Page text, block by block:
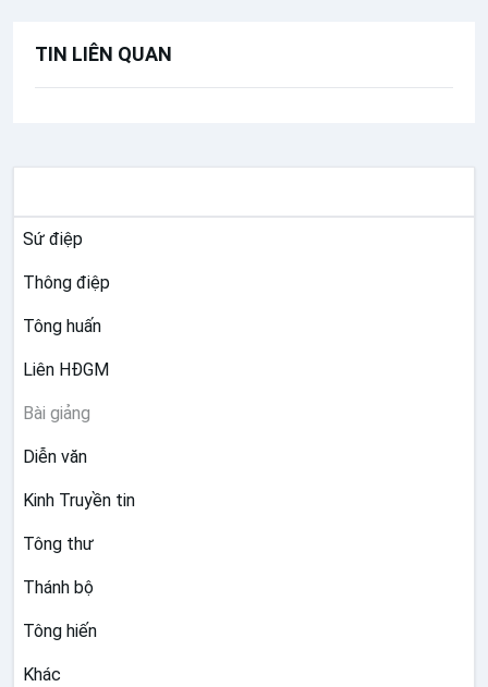
TIN LIÊN QUAN
Sứ điệp
Thông điệp
Tông huấn
Liên HĐGM
Bài giảng
Diễn văn
Kinh Truyền tin
Tông thư
Thánh bộ
Tông hiến
Khác